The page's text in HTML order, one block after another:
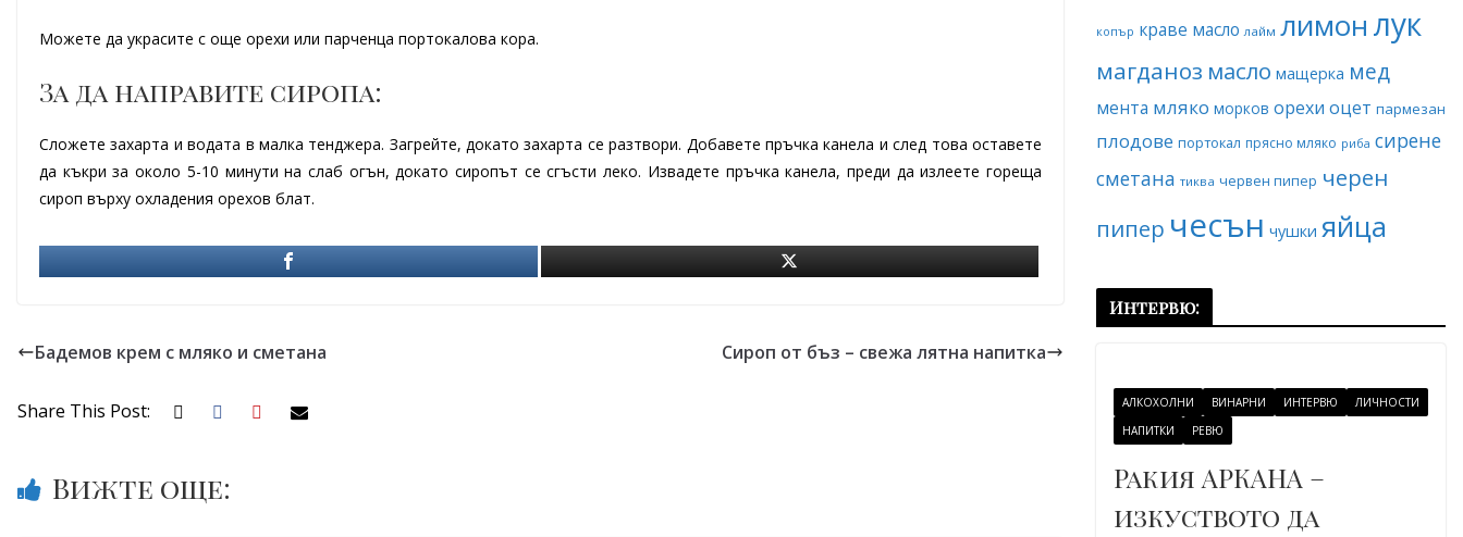
Можете да украсите с още орехи или парченца портокалова кора.
За да направите сиропа:
Сложете захарта и водата в малка тенджера. Загрейте, докато захарта се разтвори. Добавете пръчка канела и след това оставете
да къкри за около 5-10 минути на слаб огън, докато сиропът се сгъсти леко. Извадете пръчка канела, преди да излеете гореща
сироп върху охладения орехов блат.
Бадемов крем с мляко и сметана Сироп от бъз – свежа лятна напитка
Share This Post:
Вижте още:
копър краве масло лайм лимонлук
магданоз масло мащерка мед
мента мляко морков орехи оцет пармезан
плодове портокал прясно мляко риба сирене
сметана тиква червен пипер черен
пипер чесън чушки яйца
Интервю:
АЛКОХОЛНИ ВИНАРНИ ИНТЕРВЮ
ЛИЧНОСТИ
НАПИТКИ
РЕВЮ
Ракия АРКАНА –
изкуството да